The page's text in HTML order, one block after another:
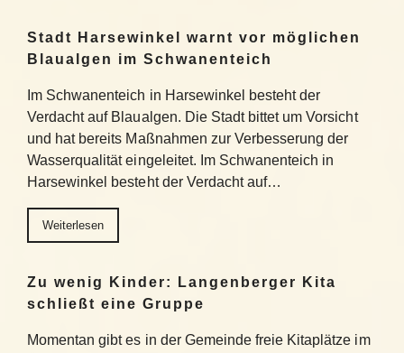
Stadt Harsewinkel warnt vor möglichen
Blaualgen im Schwanenteich
Im Schwanenteich in Harsewinkel besteht der
Verdacht auf Blaualgen. Die Stadt bittet um Vorsicht
und hat bereits Maßnahmen zur Verbesserung der
Wasserqualität eingeleitet. Im Schwanenteich in
Harsewinkel besteht der Verdacht auf…
Weiterlesen
Zu wenig Kinder: Langenberger Kita
schließt eine Gruppe
Momentan gibt es in der Gemeinde freie Kitaplätze im